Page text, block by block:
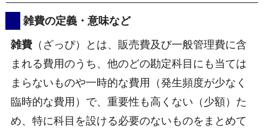
雑費の定義・意味など
雑費 （ざっぴ）とは、販売費及び一般管理費に含
まれる費用のうち、他のどの勘定科目にも当ては
まらないものや一時的な費用（発生頻度が少なく
臨時的な費用）で、重要性も高くない（少額）た
め、特に科目を設ける必要のないものをまとめて